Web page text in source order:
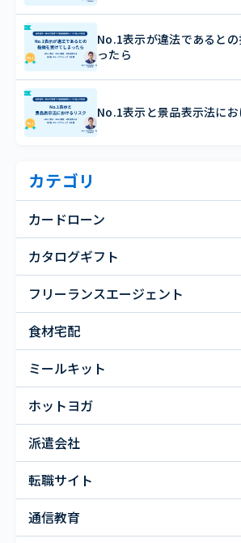
No.1表示が違法であると
ったら
No.1表示と景品表示法に
カテゴリ
カードローン
カタログギフト
フリーランスエージェント
食材宅配
ミールキット
ホットヨガ
派遣会社
転職サイト
通信教育